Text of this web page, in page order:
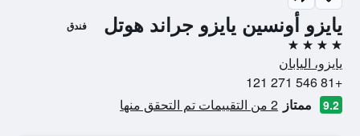
يايزو أونسين يايزو جراند هوتل فندق
4 نجوم
يايزو، اليابان
+81 546 271 121
9.2 ممتاز 2 من التقييمات تم التحقق منها